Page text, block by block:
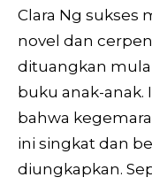
Clara Ng sukses
novel dan
dituangkan
buku anak-anak.
bahwa
ini singkat dan
diungkapkan.